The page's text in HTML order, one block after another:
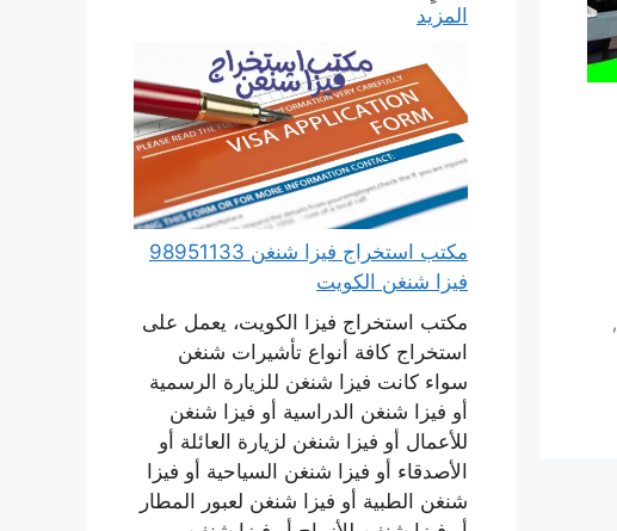
,
المزيد
مكتب استخراج فيزا شنغن 98951133
فيزا شنغن الكويت
مكتب استخراج فيزا الكويت، يعمل على
استخراج كافة أنواع تأشيرات شنغن
سواء كانت فيزا شنغن للزيارة الرسمية
أو فيزا شنغن الدراسية أو فيزا شنغن
للأعمال أو فيزا شنغن لزيارة العائلة أو
الأصدقاء أو فيزا شنغن السياحية أو فيزا
شنغن الطبية أو فيزا شنغن لعبور المطار